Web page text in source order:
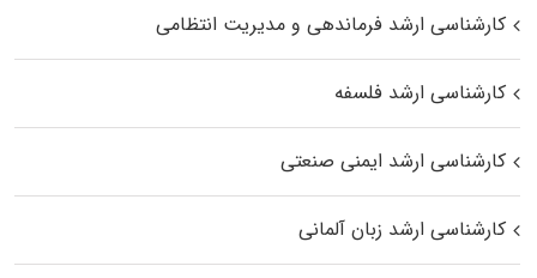
کارشناسی ارشد فرماندهی و مدیریت انتظامی
کارشناسی ارشد فلسفه
کارشناسی ارشد ایمنی صنعتی
کارشناسی ارشد زبان آلمانی